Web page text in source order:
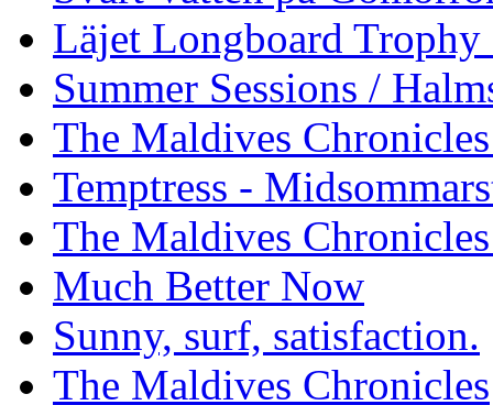
Läjet Longboard
Summer Sessions /
The Maldives
Temptress -
The Maldives
Much Better Now
Sunny, surf, satisfaction.
The Maldives Chronicles